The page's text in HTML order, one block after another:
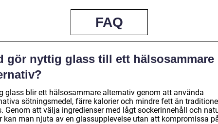
FAQ
gör nyttig glass till ett hälsosammare
glass blir ett hälsosammare alternativ genom att använda
sötningsmedel, färre kalorier och mindre fett än
Genom att välja ingredienser med lågt sockerinnehåll och
kan man njuta av en glassupplevelse utan att kompromissa